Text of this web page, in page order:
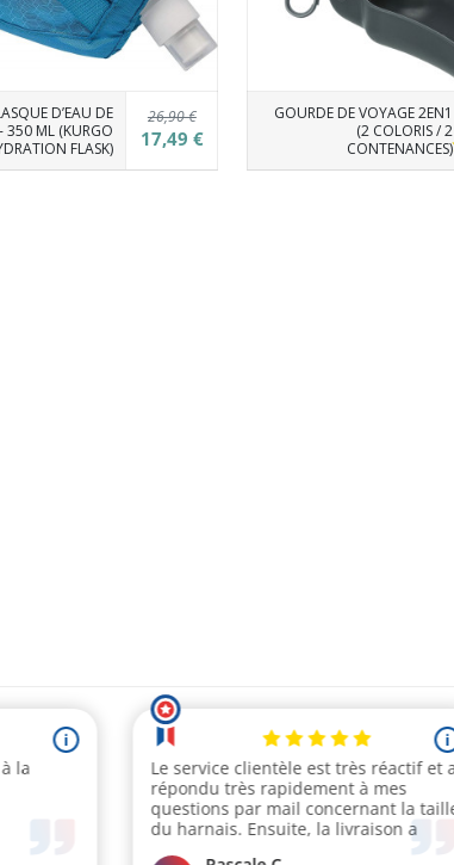
D’EAU DE
350 ML (KURGO
FLASK)
17,49 €
26,90 €
GOURDE DE VOYAGE 2EN1
(2 COLORIS / 2
CONTENANCES)